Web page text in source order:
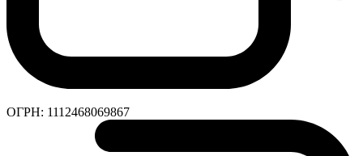
ОГРН: 1112468069867